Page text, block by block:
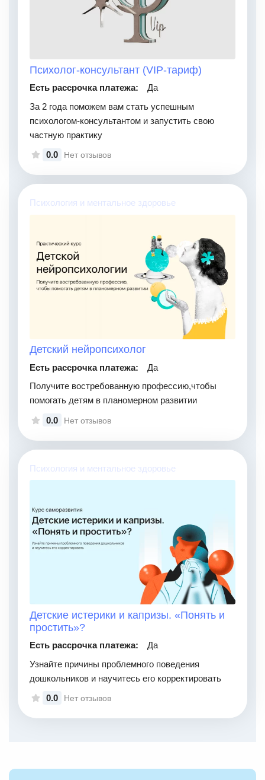
Психолог-консультант (VIP-тариф)
Есть рассрочка платежа:
Да
За 2 года поможем вам стать успешным
психологом-консультантом и запустить свою
частную практику
0.0
Нет отзывов
Психология и ментальное здоровье
Детский нейропсихолог
Есть рассрочка платежа:
Да
Получите востребованную профессию,чтобы
помогать детям в планомерном развитии
0.0
Нет отзывов
Психология и ментальное здоровье
Детские истерики и капризы. «Понять и
простить»?
Есть рассрочка платежа:
Да
Узнайте причины проблемного поведения
дошкольников и научитесь его корректировать
0.0
Нет отзывов